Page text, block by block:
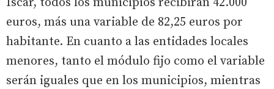
euros, más una variable de 82,25 euros por
habitante. En cuanto a las entidades locales
menores, tanto el módulo fijo como el variable
serán iguales que en los municipios, mientras